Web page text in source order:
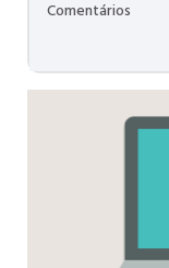
Comentários